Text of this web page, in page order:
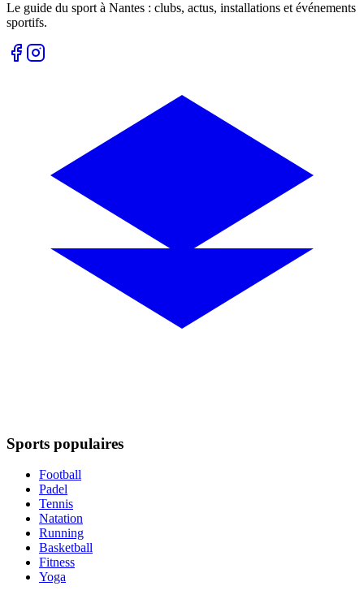
Le guide du sport à Nantes : clubs, actus, installations et événements
sportifs.
Sports populaires
Football
Padel
Tennis
Natation
Running
Basketball
Fitness
Yoga